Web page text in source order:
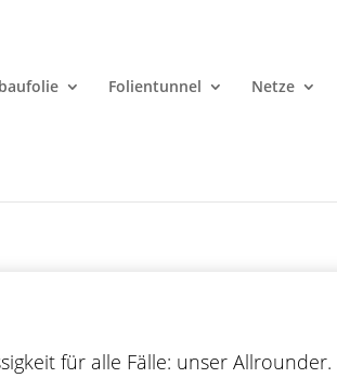
Folientunnel Netze
für alle Fälle: unser Allrounder.